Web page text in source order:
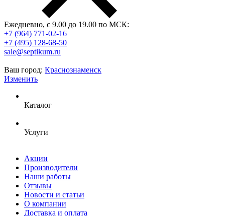
Ежедневно, с 9.00 до 19.00 по МСК:
+7 (964) 771-02-16
+7 (495) 128-68-50
sale@septikum.ru
Ваш город: Краснознаменск
Изменить
Каталог
Услуги
Акции
Производители
Наши работы
Отзывы
Новости и статьи
О компании
Доставка и оплата